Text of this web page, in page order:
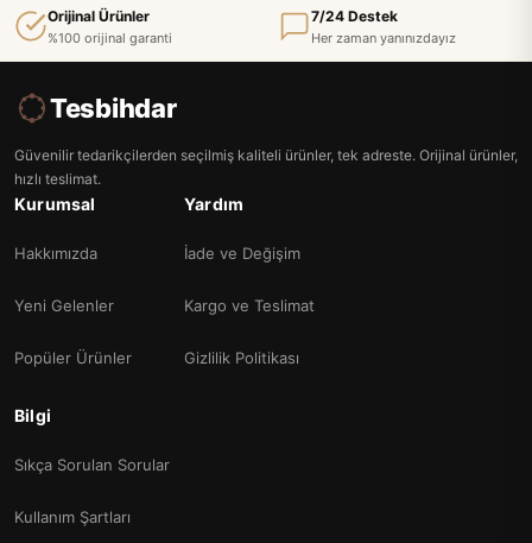
Orijinal Ürünler
%100 orijinal garanti
7/24 Destek
Her zaman yanınızdayız
Tesbihdar
Güvenilir tedarikçilerden seçilmiş kaliteli ürünler, tek adreste. Orijinal ürünler,
hızlı teslimat.
Kurumsal
Hakkımızda
Yeni Gelenler
Popüler Ürünler
Yardım
İade ve Değişim
Kargo ve Teslimat
Gizlilik Politikası
Bilgi
Sıkça Sorulan Sorular
Kullanım Şartları